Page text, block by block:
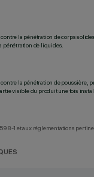
contre la pénétration de corps
pénétration de liquides.
contre la pénétration de poussière,
visible du produit une fois
1 et aux réglementations